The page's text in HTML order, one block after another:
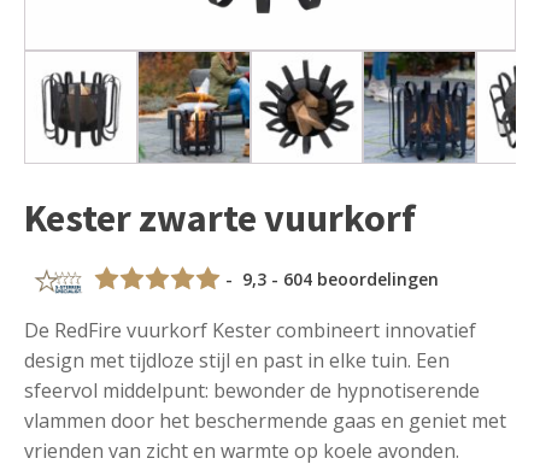
Kester zwarte vuurkorf
- 9,3 - 604 beoordelingen
De RedFire vuurkorf Kester combineert innovatief
design met tijdloze stijl en past in elke tuin. Een
sfeervol middelpunt: bewonder de hypnotiserende
vlammen door het beschermende gaas en geniet met
vrienden van zicht en warmte op koele avonden.